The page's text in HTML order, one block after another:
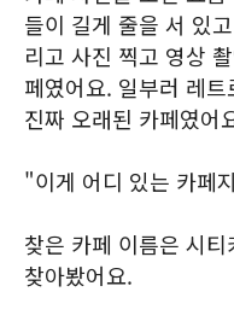
들이 길게 줄을 서 있
리고 사진 찍고 영상
페였어요. 일부러 레
진짜 오래된 카페였어
"이게 어디 있는 카페
찾은 카페 이름은 시
찾아봤어요.